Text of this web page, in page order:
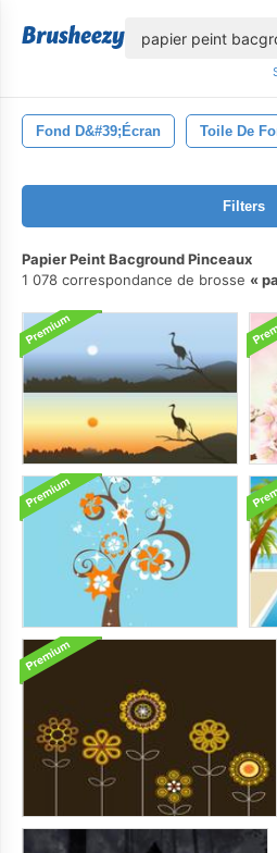
Fond D&#39;écran Toile De
Filters
Papier Peint Bacground Pinceaux
1 078 correspondance de brosse